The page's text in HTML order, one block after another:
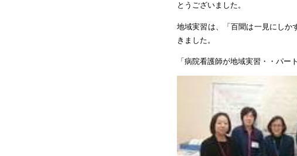
とうございました。
地域実習は、「百聞は一見にしか
きました。
「病院看護師が地域実習・・パー